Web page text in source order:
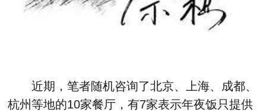
近期，笔者随机咨询了北京、上海、成都、
杭州等地的10家餐厅，有7家表示年夜饭只提供